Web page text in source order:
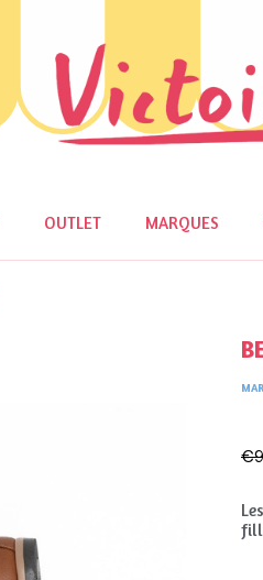
OUTLET MARQUES